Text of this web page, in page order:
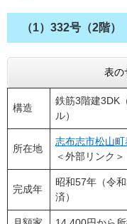
（1）332号（2階）
表の
構造
鉄筋3階建3DK
ル）
所在地
志布志市松山
＜外部リンク＞
完成年
昭和57年（令
済）